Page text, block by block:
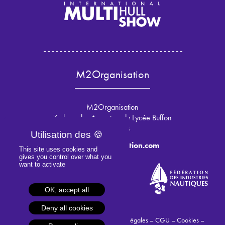
M2Organisation
M2Organisation
7 place des 5 martyrs du Lycée Buffon
75015 Paris
info@m2organisation.com
© 2024 M2Organisation –Mentions légales –CGU –Cookies –
This site uses cookies and
gives you control over what you
want to activate
OK, accept all
Deny all cookies